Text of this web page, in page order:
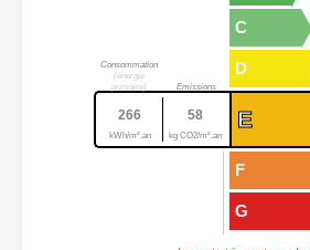
C
D
Consommation
(énergie
primaire)
Emissions
266
kWh/m².an
58
kg CO2/m².an
E
F
G